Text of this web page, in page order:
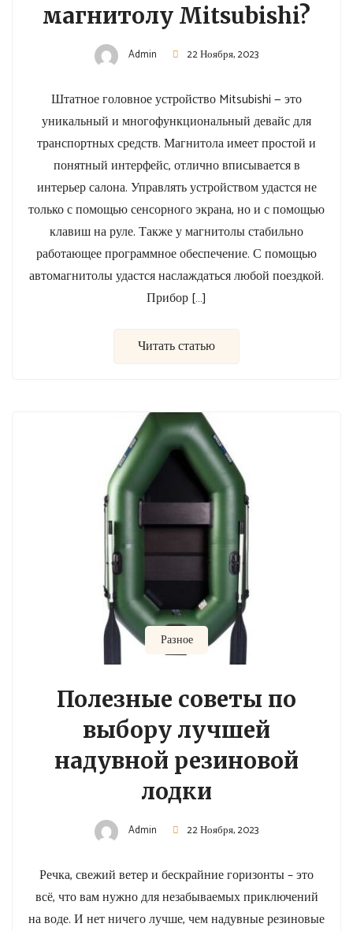
магнитолу Mitsubishi?
Admin 22 Ноября, 2023
Штатное головное устройство Mitsubishi — это
уникальный и многофункциональный девайс для
транспортных средств. Магнитола имеет простой и
понятный интерфейс, отлично вписывается в
интерьер салона. Управлять устройством удастся не
только с помощью сенсорного экрана, но и с помощью
клавиш на руле. Также у магнитолы стабильно
работающее программное обеспечение. С помощью
автомагнитолы удастся наслаждаться любой поездкой.
Прибор […]
Читать статью
Разное
Полезные советы по
выбору лучшей
надувной резиновой
лодки
Admin 22 Ноября, 2023
Речка, свежий ветер и бескрайние горизонты – это
всё, что вам нужно для незабываемых приключений
на воде. И нет ничего лучше, чем надувные резиновые